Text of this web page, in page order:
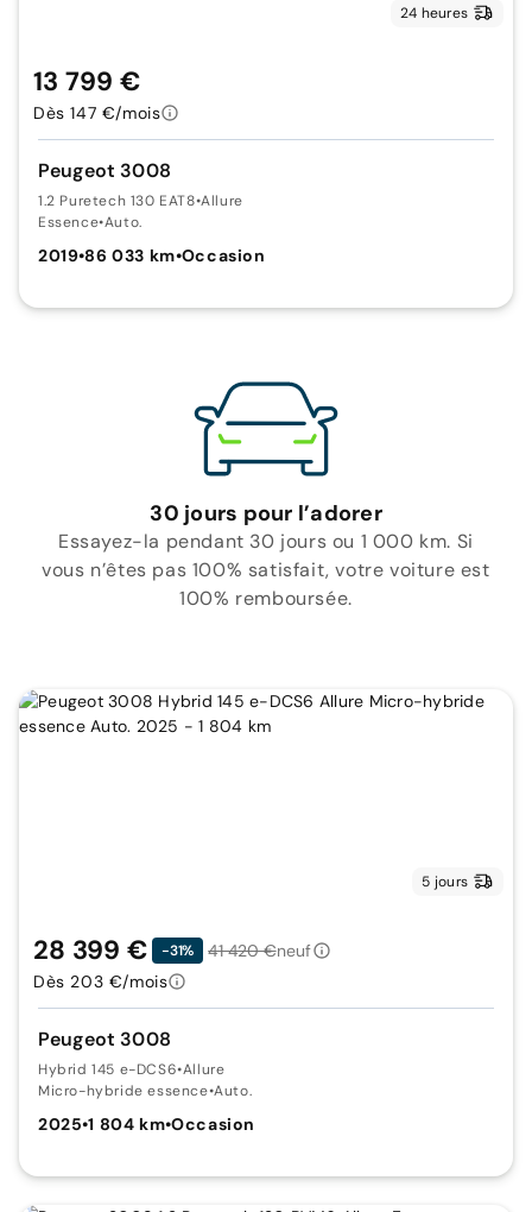
24 heures
Peugeot 3008
1.2 Puretech 130 EAT8•Allure
Essence•Auto.
2019•86 033 km•Occasion
13 799 €
Dès 147 €/mois
30 jours pour l’adorer
Essayez-la pendant 30 jours ou 1 000 km. Si
vous n’êtes pas 100% satisfait, votre voiture est
100% remboursée.
5 jours
Peugeot 3008
Hybrid 145 e-DCS6•Allure
Micro-hybride essence•Auto.
2025•1 804 km•Occasion
28 399 € -31% 41 420 €neuf
Dès 203 €/mois